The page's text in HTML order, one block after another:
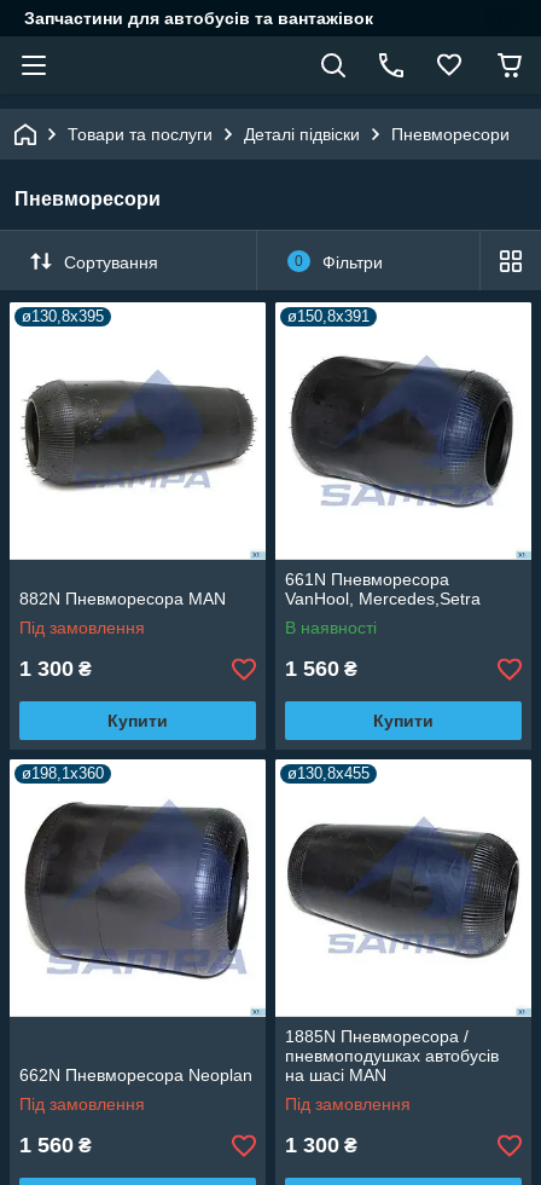
Запчастини для автобусів та вантажівок
Товари та послуги Деталі підвіски Пневморесори
Пневморесори
Сортування 0 Фільтри
ø130,8x395
882N Пневморесора MAN
Під замовлення
1 300 ₴
Купити
ø150,8x391
661N Пневморесора
VanHool, Mercedes,Setra
В наявності
1 560 ₴
Купити
ø198,1x360
662N Пневморесора Neoplan
Під замовлення
1 560 ₴
ø130,8x455
1885N Пневморесора /
пневмоподушках автобусів
на шасі MAN
Під замовлення
1 300 ₴